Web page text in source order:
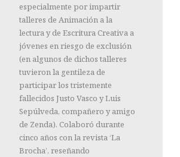
especialmente por impartir
talleres de Animación a la
lectura y de Escritura Creativa a
jóvenes en riesgo de exclusión
(en algunos de dichos talleres
tuvieron la gentileza de
participar los tristemente
fallecidos Justo Vasco y Luis
Sepúlveda, compañero y amigo
de Zenda). Colaboró durante
cinco años con la revista ‘La
Brocha’, reseñando